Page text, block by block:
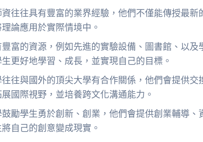
往往具有豐富的業界經驗，他們不僅能傳授最新
論應用於實際情境中。
富的資源，例如先進的實驗設備、圖書館、以及
更好地學習、成長，並實現自己的目標。
往與國外的頂尖大學有合作關係，他們會提供交
國際視野，並培養跨文化溝通能力。
勵學生勇於創新、創業，他們會提供創業輔導、
自己的創意變成現實。